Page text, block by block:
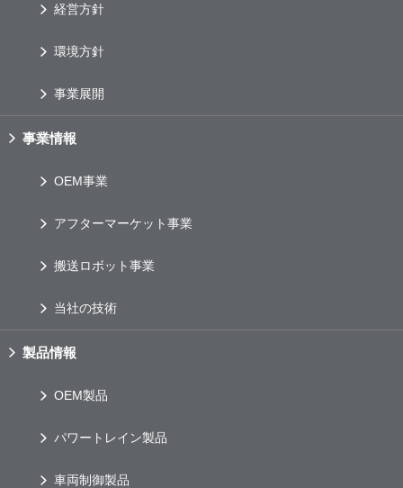
経営方針
環境方針
事業展開
事業情報
OEM事業
アフターマーケット事業
搬送ロボット事業
当社の技術
製品情報
OEM製品
パワートレイン製品
車両制御製品